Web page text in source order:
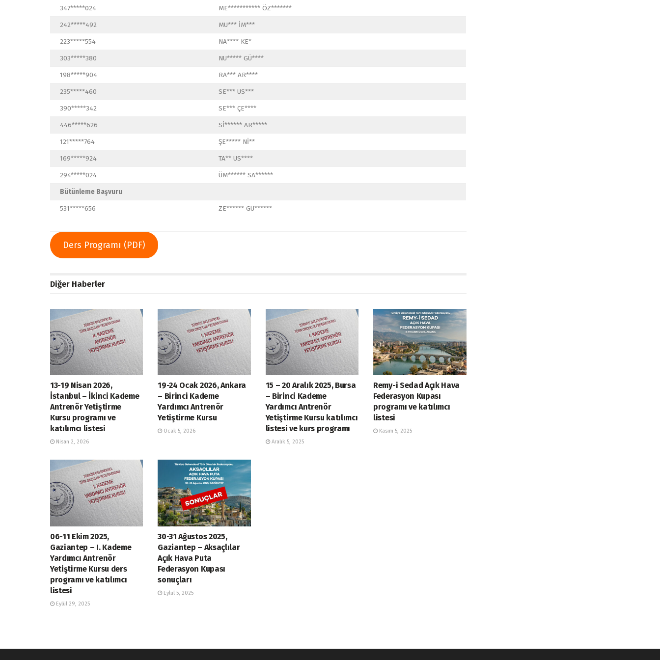
347*****024
ME*********** ÖZ*******
242*****492
MU*** İM***
223*****554
NA**** KE*
303*****380
NU***** GÜ****
198*****904
RA*** AR****
235*****460
SE*** US***
390*****342
SE*** ÇE****
446*****626
Sİ****** AR*****
121*****764
ŞE***** Nİ**
169*****924
TA** US****
294*****024
ÜM****** SA******
Bütünleme Başvuru
531*****656
ZE****** GÜ******
Ders Programı (PDF)
Diğer Haberler
13-19 Nisan 2026,
İstanbul – İkinci Kademe
Antrenör Yetiştirme
Kursu programı ve
katılımcı listesi
Nisan 2, 2026
19-24 Ocak 2026, Ankara
– Birinci Kademe
Yardımcı Antrenör
Yetiştirme Kursu
Ocak 5, 2026
15 – 20 Aralık 2025, Bursa
– Birinci Kademe
Yardımcı Antrenör
Yetiştirme Kursu katılımcı
listesi ve kurs programı
Aralık 5, 2025
Remy-i Sedad Açık Hava
Federasyon Kupası
programı ve katılımcı
listesi
Kasım 5, 2025
06-11 Ekim 2025,
Gaziantep – I. Kademe
Yardımcı Antrenör
Yetiştirme Kursu ders
programı ve katılımcı
listesi
Eylül 29, 2025
30-31 Ağustos 2025,
Gaziantep – Aksaçlılar
Açık Hava Puta
Federasyon Kupası
sonuçları
Eylül 5, 2025